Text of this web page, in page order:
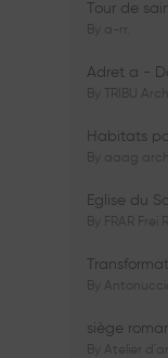
Tour de
By a-rr.
Adret a -
By TRIBU
By aaag
By FRAR Frei
By Antonuccio
By Atelier